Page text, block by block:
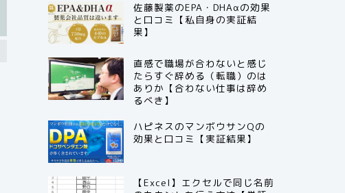
佐藤製薬のEPA・DHAαの効果
と口コミ【私自身の実証結
果】
直感で職場が合わないと感じ
たらすぐ辞める（転職）のは
ありか【合わない仕事は辞め
るべき】
ハピネスのマンボウサンQの
効果と口コミ【実証結果】
【Excel】エクセルで同じ名前